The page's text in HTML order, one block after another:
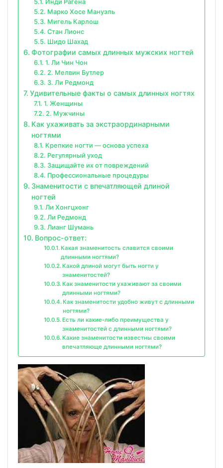
Инди Рагена
Марко Хосе Мануэль
Мигель Карлош
Стан Лионс
Шидо Шахад
Фотографии самых длинных мужских ногтей
1. Ли Чин Чон
2. Мелвин Бутлер
3. Ли Редмонд
Удивительные факты о самых длинных ногтях
1. Женщины
2. Мужчины
Как ухаживать за экстраординарными
ногтями
Крепкие ногти — основа успеха
Регулярный уход
Защищайте их от повреждений
Профессиональные процедуры
Знаменитости с впечатляющей длиной
ногтей
Ли Хонгцхонг
Ли Редмонд
Лианг Шумань
Вопрос-ответ:
Какая знаменитость славится своими
длинными ногтями?
Какой длиной могут быть ногти у
знаменитостей?
Как знаменитости ухаживают за своими
длинными ногтями?
Как знаменитости удобно живут с длинными
ногтями?
Есть ли какие-либо преимущества у
знаменитостей с длинными ногтями?
Какие знаменитости известны своими
впечатляюще длинными ногтями?